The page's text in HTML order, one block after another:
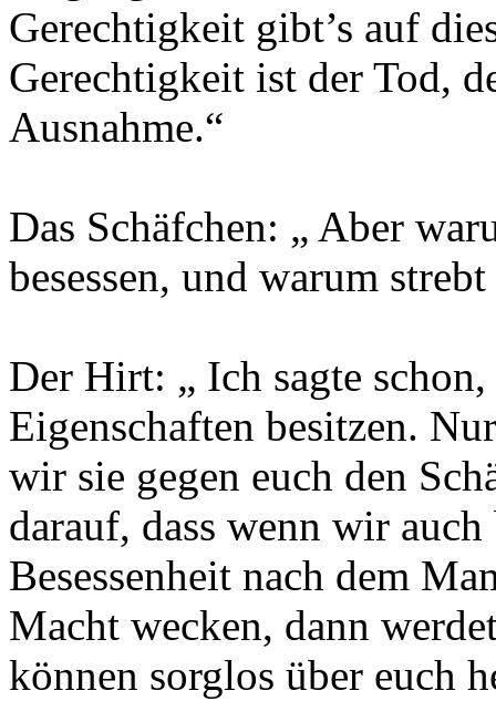
Gerechtigkeit gibt’s auf
Gerechtigkeit ist der Tod,
Ausnahme.“
Das Schäfchen: „ Aber
besessen, und warum
Der Hirt: „ Ich sagte
Eigenschaften besitzen.
wir sie gegen euch den
darauf, dass wenn wir
Besessenheit nach dem
Macht wecken, dann
können sorglos über euch